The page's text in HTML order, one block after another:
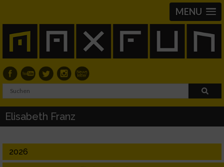
MENU
Elisabeth Franz
2026